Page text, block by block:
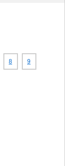
8 9